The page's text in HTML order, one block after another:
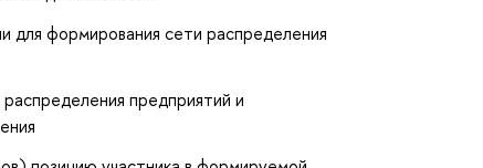
для формирования сети распределения
предприятий и